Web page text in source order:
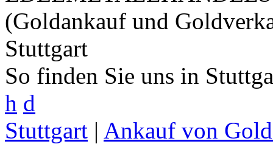
(Goldankauf und
Stuttgart
So finden Sie uns in
h d
Stuttgart | Ankauf von